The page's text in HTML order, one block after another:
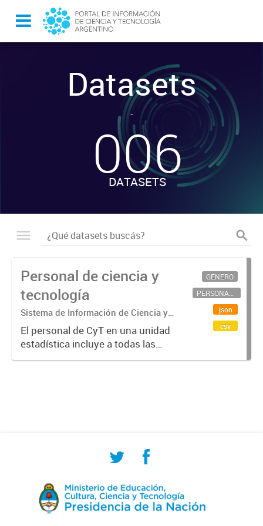
Datasets
-
006
DATASETS
Personal de ciencia y
tecnología
Sistema de Información de Ciencia y
Tecnología Argentino (SICYTAR)
El personal de CyT en una unidad
estadística incluye a todas las
personas involucradas
GÉNERO
PERSONAL CIENTÍFICO-TECNOLÓGICO
json
csv